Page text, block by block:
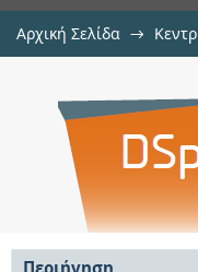
Αρχική Σελίδα →
έλεγχος
Περιήγηση